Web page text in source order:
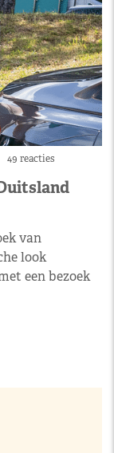
49 reacties
van
look
een bezoek